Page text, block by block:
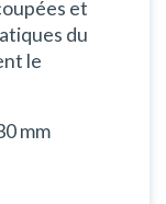
et
du
le
mm